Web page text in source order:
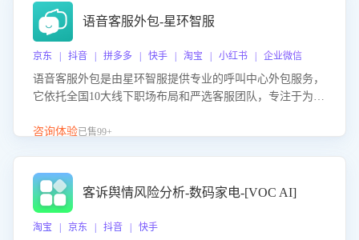
语音客服外包-星环智服
京东 | 抖音 | 拼多多 | 快手 | 淘宝 | 小红书 | 企业微信
语音客服外包是由星环智服提供专业的呼叫中心外包服务，
它依托全国10大线下职场布局和严选客服团队，专注于为企
客服团队和智能工具提升语音客服服务效率和质量，帮助企
咨询体验已售99+
客诉舆情风险分析-数码家电-[VOC AI]
淘宝 | 京东 | 抖音 | 快手